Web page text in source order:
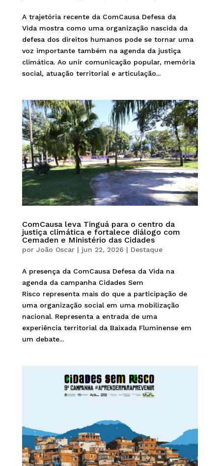
A trajetória recente da ComCausa Defesa da
Vida mostra como uma organização nascida da
defesa dos direitos humanos pode se tornar uma
voz importante também na agenda da justiça
climática. Ao unir comunicação popular, memória
social, atuação territorial e articulação...
ComCausa leva Tinguá para o centro da
justiça climática e fortalece diálogo com
Cemaden e Ministério das Cidades
por João Oscar| jun 22, 2026 | Destaque
A presença da ComCausa Defesa da Vida na
agenda da campanha Cidades Sem
Risco representa mais do que a participação de
uma organização social em uma mobilização
nacional. Representa a entrada de uma
experiência territorial da Baixada Fluminense em
um debate...